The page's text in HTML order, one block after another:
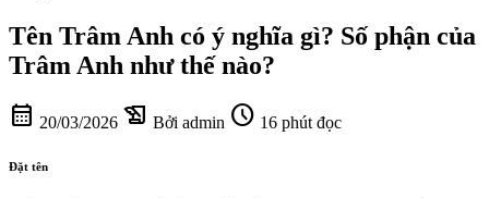
Tên Trâm Anh có ý nghĩa gì? Số phận của
Trâm Anh như thế nào?
calendar_month 20/03/2026 history_edu Bởi admin schedule 16 phút đọc
Đặt tên